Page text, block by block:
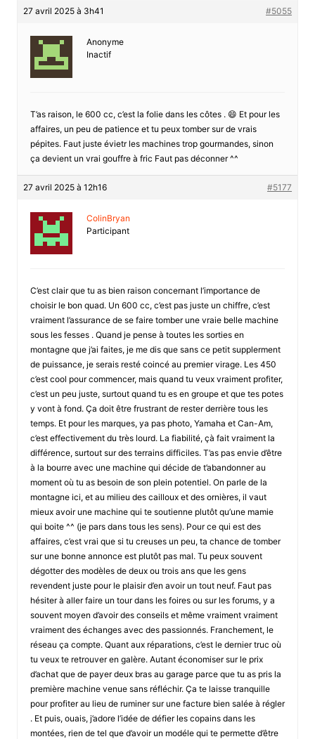
27 avril 2025 à 3h41 #5055
Anonyme
Inactif
T’as raison, le 600 cc, c’est la folie dans les côtes . 😄 Et pour les
affaires, un peu de patience et tu peux tomber sur de vrais
pépites. Faut juste évietr les machines trop gourmandes, sinon
ça devient un vrai gouffre à fric Faut pas déconner ^^
27 avril 2025 à 12h16 #5177
ColinBryan
Participant
C’est clair que tu as bien raison concernant l’importance de
choisir le bon quad. Un 600 cc, c’est pas juste un chiffre, c’est
vraiment l’assurance de se faire tomber une vraie belle machine
sous les fesses . Quand je pense à toutes les sorties en
montagne que j’ai faites, je me dis que sans ce petit supplerment
de puissance, je serais resté coincé au premier virage. Les 450
c’est cool pour commencer, mais quand tu veux vraiment profiter,
c’est un peu juste, surtout quand tu es en groupe et que tes potes
y vont à fond. Ça doit être frustrant de rester derrière tous les
temps. Et pour les marques, ya pas photo, Yamaha et Can-Am,
c’est effectivement du très lourd. La fiabilité, çà fait vraiment la
différence, surtout sur des terrains difficiles. T’as pas envie d’être
à la bourre avec une machine qui décide de t’abandonner au
moment où tu as besoin de son plein potentiel. On parle de la
montagne ici, et au milieu des cailloux et des ornières, il vaut
mieux avoir une machine qui te soutienne plutôt qu’une mamie
qui boite ^^ (je pars dans tous les sens). Pour ce qui est des
affaires, c’est vrai que si tu creuses un peu, ta chance de tomber
sur une bonne annonce est plutôt pas mal. Tu peux souvent
dégotter des modèles de deux ou trois ans que les gens
revendent juste pour le plaisir d’en avoir un tout neuf. Faut pas
hésiter à aller faire un tour dans les foires ou sur les forums, y a
souvent moyen d’avoir des conseils et même vraiment vraiment
vraiment des échanges avec des passionnés. Franchement, le
réseau ça compte. Quant aux réparations, c’est le dernier truc où
tu veux te retrouver en galère. Autant économiser sur le prix
d’achat que de payer deux bras au garage parce que tu as pris la
première machine venue sans réfléchir. Ça te laisse tranquille
pour profiter au lieu de ruminer sur une facture bien salée à régler
. Et puis, ouais, j’adore l’idée de défier les copains dans les
montées, rien de tel que d’avoir un modéle qui te permette d’être